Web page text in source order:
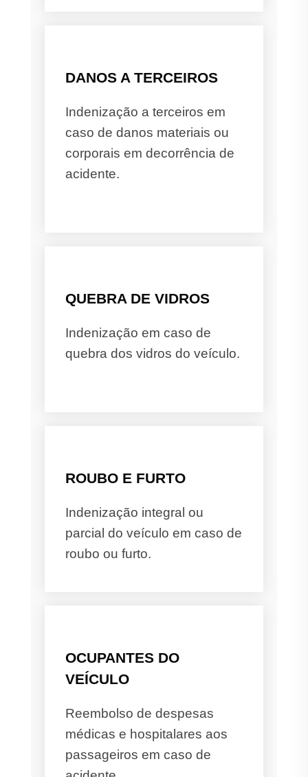
DANOS A TERCEIROS
Indenização a terceiros em
caso de danos materiais ou
corporais em decorrência de
acidente.
QUEBRA DE VIDROS
Indenização em caso de
quebra dos vidros do veículo.
ROUBO E FURTO
Indenização integral ou
parcial do veículo em caso de
roubo ou furto.
OCUPANTES DO
VEÍCULO
Reembolso de despesas
médicas e hospitalares aos
passageiros em caso de